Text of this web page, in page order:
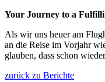
Your Journey to a
Als wir uns heuer am
an die Reise im Vorjahr
glauben, dass schon
zurück zu Berichte